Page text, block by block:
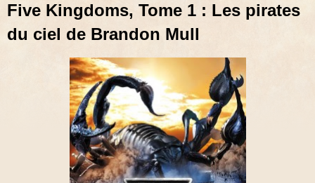
Five Kingdoms, Tome 1 : Les pirates
du ciel de Brandon Mull